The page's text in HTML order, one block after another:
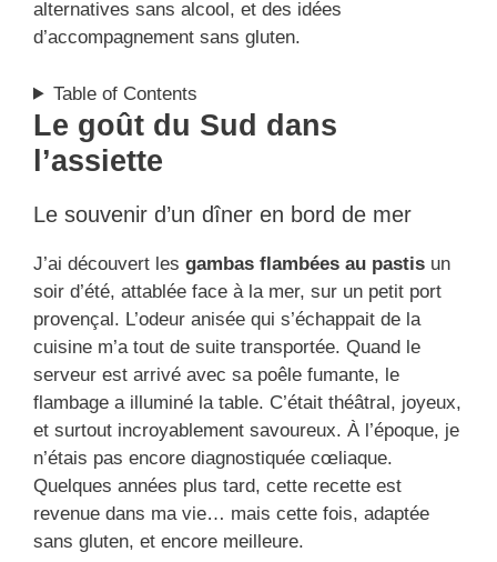
alternatives sans alcool, et des idées
d’accompagnement sans gluten.
Table of Contents
Le goût du Sud dans
l’assiette
Le souvenir d’un dîner en bord de mer
J’ai découvert les gambas flambées au pastis un
soir d’été, attablée face à la mer, sur un petit port
provençal. L’odeur anisée qui s’échappait de la
cuisine m’a tout de suite transportée. Quand le
serveur est arrivé avec sa poêle fumante, le
flambage a illuminé la table. C’était théâtral, joyeux,
et surtout incroyablement savoureux. À l’époque, je
n’étais pas encore diagnostiquée cœliaque.
Quelques années plus tard, cette recette est
revenue dans ma vie… mais cette fois, adaptée
sans gluten, et encore meilleure.